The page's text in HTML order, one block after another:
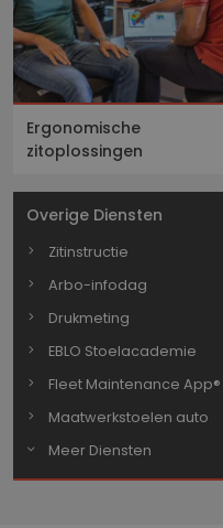
Ergonomische
zitoplossingen
Overige Diensten
Zitinstructie
Arbo-infodag
Drukmeting
EBLO Stoelacademie
Fleet Maintenance App®
Maatwerkstoelen auto
Meer Diensten